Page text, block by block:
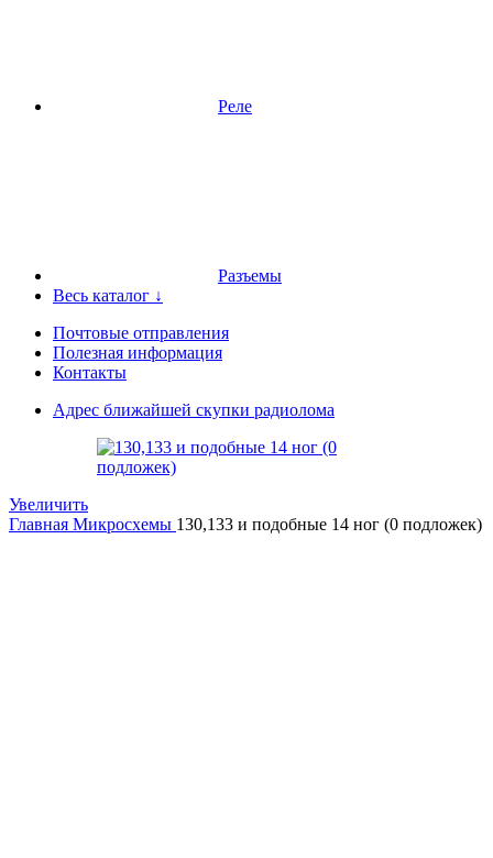
Реле
Разъемы
Весь каталог ↓
Почтовые отправления
Полезная информация
Контакты
Адрес ближайшей скупки радиолома
Увеличить
Главная Микросхемы 130,133 и подобные 14 ног (0 подложек)